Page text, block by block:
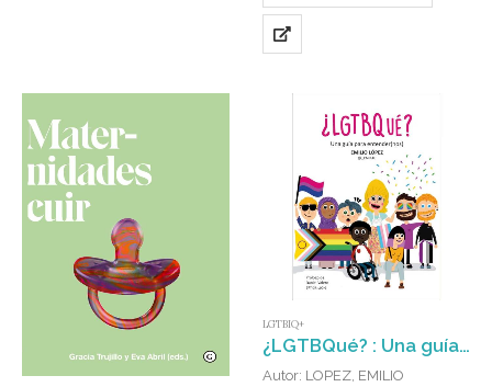
LGTBIQ+
¿LGTBQué? : Una guía para entender(nos)
Autor: LOPEZ, EMILIO